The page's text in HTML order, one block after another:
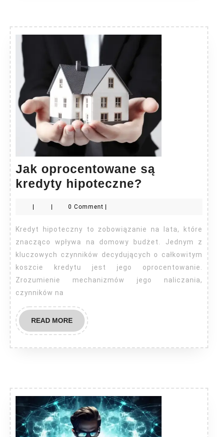
Jak oprocentowane są
kredyty hipoteczne?
kredyty
hipoteczne?
| | 0 Comment |
Kredyt hipoteczny to zobowiązanie na lata, które
znacząco wpływa na domowy budżet. Jednym z
kluczowych czynników decydujących o całkowitym
koszcie kredytu jest jego oprocentowanie.
Zrozumienie mechanizmów jego naliczania,
czynników na
READ MOREREAD
MORE